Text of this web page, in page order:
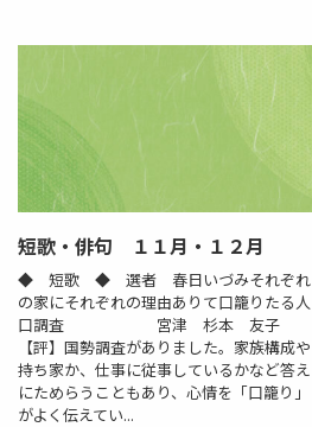
短歌・俳句 １１月・１２月
◆ 短歌 ◆ 選者 春日いづみそれぞれ
の家にそれぞれの理由ありて口籠りたる人
口調査 宮津 杉本 友子
【評】国勢調査がありました。家族構成や
持ち家か、仕事に従事しているかなど答え
にためらうこともあり、心情を「口籠り」
がよく伝えてい...